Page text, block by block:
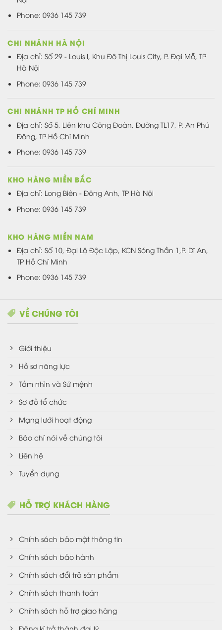
Phone: 0936 145 739
CHI NHÁNH HÀ NỘI
Địa chỉ: Số 29 - Louis I, Khu Đô Thị Louis City, P. Đại Mỗ, TP
Hà Nội
Phone: 0936 145 739
CHI NHÁNH TP HỒ CHÍ MINH
Địa chỉ: Số 5, Liên khu Công Đoàn, Đường TL17, P. An Phú
Đông, TP Hồ Chí Minh
Phone: 0936 145 739
KHO HÀNG MIỀN BẮC
Địa chỉ: Long Biên - Đông Anh, TP Hà Nội
Phone: 0936 145 739
KHO HÀNG MIỀN NAM
Địa chỉ: Số 10, Đại Lộ Độc Lập, KCN Sóng Thần 1,P. Dĩ An,
TP Hồ Chí Minh
Phone: 0936 145 739
VỀ CHÚNG TÔI
Giới thiệu
Hồ sơ năng lực
Tầm nhìn và Sứ mệnh
Sơ đồ tổ chức
Mạng lưới hoạt động
Báo chí nói về chúng tôi
Liên hệ
Tuyển dụng
HỖ TRỢ KHÁCH HÀNG
Chính sách bảo mật thông tin
Chính sách bảo hành
Chính sách đổi trả sản phẩm
Chính sách thanh toán
Chính sách hỗ trợ giao hàng